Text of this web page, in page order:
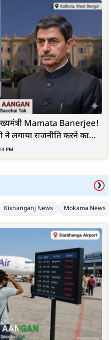
Mamata Banerjee!
ने लगाया राजनीति करने का
PM
❯
Kishanganj News Mokama News